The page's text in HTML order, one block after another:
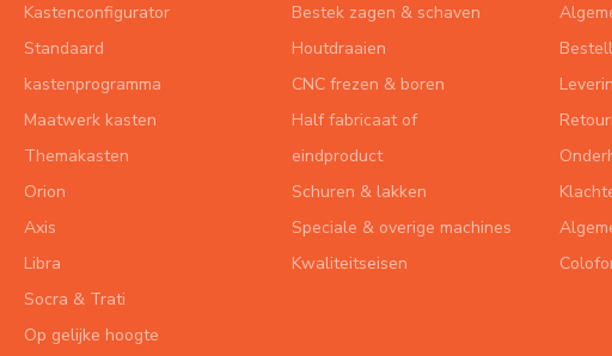
Kastenconfigurator
Standaard
kastenprogramma
Maatwerk kasten
Themakasten
Orion
Axis
Libra
Socra & Trati
Op gelijke hoogte
Bestek zagen & schaven
Houtdraaien
CNC frezen & boren
Half fabricaat of
eindproduct
Schuren & lakken
Speciale & overige machines
Kwaliteitseisen